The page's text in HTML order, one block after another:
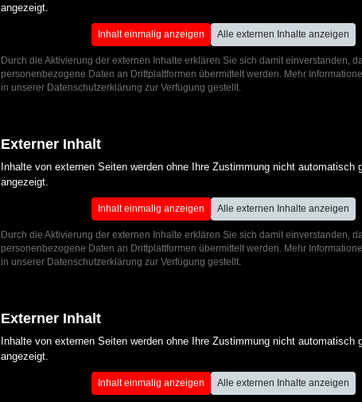
angezeigt.
Inhalt einmalig anzeigen Alle externen Inhalte anzeigen
Durch die Aktivierung der externen Inhalte erklären Sie sich damit einverstanden,
personenbezogene Daten an Drittplattformen übermittelt werden. Mehr
in unserer Datenschutzerklärung zur Verfügung gestellt.
Externer Inhalt
Inhalte von externen Seiten werden ohne Ihre Zustimmung nicht automatisch
angezeigt.
Inhalt einmalig anzeigen Alle externen Inhalte anzeigen
Durch die Aktivierung der externen Inhalte erklären Sie sich damit einverstanden,
personenbezogene Daten an Drittplattformen übermittelt werden. Mehr
in unserer Datenschutzerklärung zur Verfügung gestellt.
Externer Inhalt
Inhalte von externen Seiten werden ohne Ihre Zustimmung nicht automatisch
angezeigt.
Inhalt einmalig anzeigen Alle externen Inhalte anzeigen